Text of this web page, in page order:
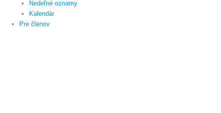
Nedeľné oznamy
Kalendár
Pre členov